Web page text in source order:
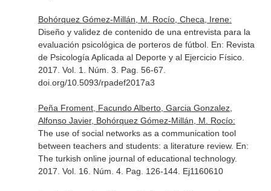
Bohórquez Gómez-Millán, M. Rocío, Checa, Irene:
Diseño y validez de contenido de una entrevista para la
evaluación psicológica de porteros de fútbol. En: Revista
de Psicología Aplicada al Deporte y al Ejercicio Físico.
2017. Vol. 1. Núm. 3. Pag. 56-67.
doi.org/10.5093/rpadef2017a3
Peña Froment, Facundo Alberto, Garcia Gonzalez,
Alfonso Javier, Bohórquez Gómez-Millán, M. Rocío:
The use of social networks as a communication tool
between teachers and students: a literature review. En:
The turkish online journal of educational technology.
2017. Vol. 16. Núm. 4. Pag. 126-144. Ej1160610